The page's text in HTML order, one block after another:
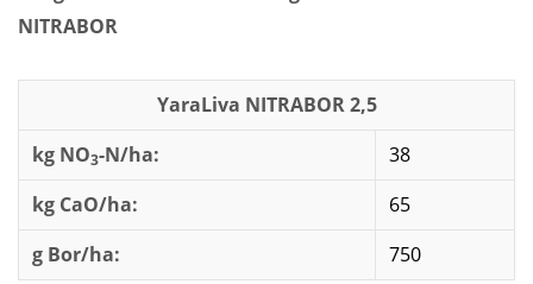
NITRABOR
YaraLiva NITRABOR 2,5
kg NO3-N/ha:
38
kg CaO/ha:
65
g Bor/ha:
750